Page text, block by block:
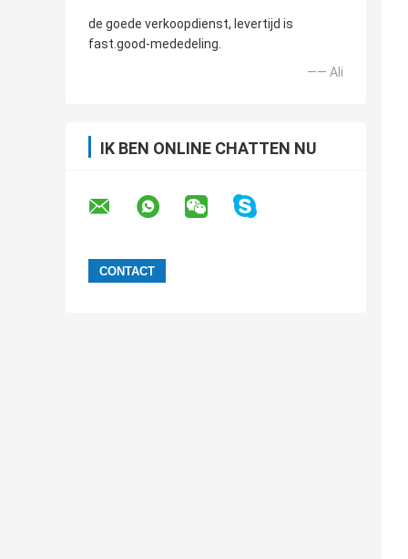
de goede verkoopdienst, levertijd is
fast.good-mededeling.
—— Ali
IK BEN ONLINE CHATTEN NU